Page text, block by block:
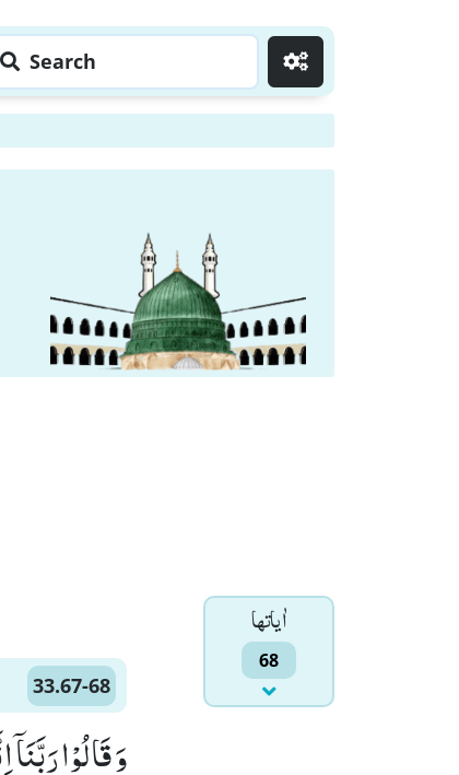
Search
اٰياتها
68
33.67-68